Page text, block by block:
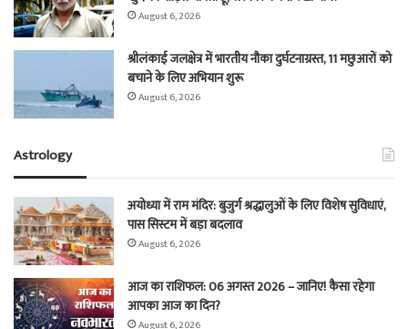
August 6, 2026
श्रीलंकाई जलक्षेत्र में भारतीय नौका दुर्घटनाग्रस्त, 11 मछुआरों को
बचाने के लिए अभियान शुरू
August 6, 2026
Astrology
अयोध्या में राम मंदिर: बुजुर्ग श्रद्धालुओं के लिए विशेष सुविधाएं,
पास सिस्टम में बड़ा बदलाव
August 6, 2026
आज का राशिफल: 06 अगस्त 2026 – जानिए! कैसा रहेगा
आपका आज का दिन?
August 6, 2026